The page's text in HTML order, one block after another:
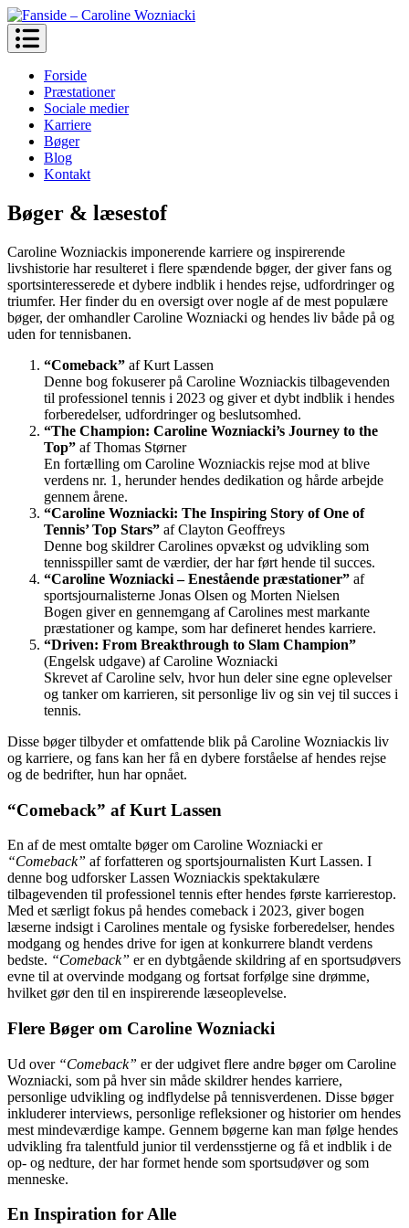
Skip
to
content
Fanside – Caroline Wozniacki
Forside
Præstationer
Sociale medier
Karriere
Bøger
Blog
Kontakt
Bøger & læsestof
Caroline Wozniackis imponerende karriere og inspirerende
livshistorie har resulteret i flere spændende bøger, der giver fans og
sportsinteresserede et dybere indblik i hendes rejse, udfordringer og
triumfer. Her finder du en oversigt over nogle af de mest populære
bøger, der omhandler Caroline Wozniacki og hendes liv både på og
uden for tennisbanen.
“Comeback” af Kurt Lassen
Denne bog fokuserer på Caroline Wozniackis tilbagevenden
til professionel tennis i 2023 og giver et dybt indblik i hendes
forberedelser, udfordringer og beslutsomhed.
“The Champion: Caroline Wozniacki’s Journey to the
Top” af Thomas Størner
En fortælling om Caroline Wozniackis rejse mod at blive
verdens nr. 1, herunder hendes dedikation og hårde arbejde
gennem årene.
“Caroline Wozniacki: The Inspiring Story of One of
Tennis’ Top Stars” af Clayton Geoffreys
Denne bog skildrer Carolines opvækst og udvikling som
tennisspiller samt de værdier, der har ført hende til succes.
“Caroline Wozniacki – Enestående præstationer” af
sportsjournalisterne Jonas Olsen og Morten Nielsen
Bogen giver en gennemgang af Carolines mest markante
præstationer og kampe, som har defineret hendes karriere.
“Driven: From Breakthrough to Slam Champion”
(Engelsk udgave) af Caroline Wozniacki
Skrevet af Caroline selv, hvor hun deler sine egne oplevelser
og tanker om karrieren, sit personlige liv og sin vej til succes i
tennis.
Disse bøger tilbyder et omfattende blik på Caroline Wozniackis liv
og karriere, og fans kan her få en dybere forståelse af hendes rejse
og de bedrifter, hun har opnået.
“Comeback” af Kurt Lassen
En af de mest omtalte bøger om Caroline Wozniacki er
“Comeback” af forfatteren og sportsjournalisten Kurt Lassen. I
denne bog udforsker Lassen Wozniackis spektakulære
tilbagevenden til professionel tennis efter hendes første karrierestop.
Med et særligt fokus på hendes comeback i 2023, giver bogen
læserne indsigt i Carolines mentale og fysiske forberedelser, hendes
modgang og hendes drive for igen at konkurrere blandt verdens
bedste. “Comeback” er en dybtgående skildring af en sportsudøvers
evne til at overvinde modgang og fortsat forfølge sine drømme,
hvilket gør den til en inspirerende læseoplevelse.
Flere Bøger om Caroline Wozniacki
Ud over “Comeback” er der udgivet flere andre bøger om Caroline
Wozniacki, som på hver sin måde skildrer hendes karriere,
personlige udvikling og indflydelse på tennisverdenen. Disse bøger
inkluderer interviews, personlige refleksioner og historier om hendes
mest mindeværdige kampe. Gennem bøgerne kan man følge hendes
udvikling fra talentfuld junior til verdensstjerne og få et indblik i de
op- og nedture, der har formet hende som sportsudøver og som
menneske.
En Inspiration for Alle